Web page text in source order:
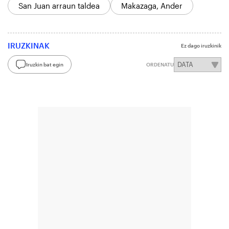
San Juan arraun taldea
Makazaga, Ander
IRUZKINAK Ez dago iruzkinik
Iruzkin bat egin ORDENATU